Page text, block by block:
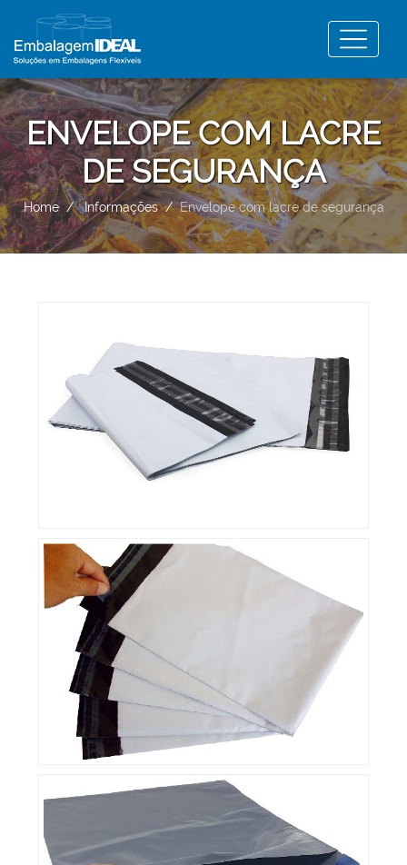
ENVELOPE COM LACRE
DE SEGURANÇA
Home Informações Envelope com lacre de segurança